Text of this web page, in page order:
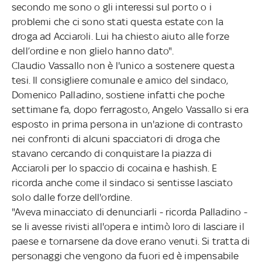
secondo me sono o gli interessi sul porto o i
problemi che ci sono stati questa estate con la
droga ad Acciaroli. Lui ha chiesto aiuto alle forze
dell’ordine e non glielo hanno dato".
Claudio Vassallo non è l'unico a sostenere questa
tesi. Il consigliere comunale e amico del sindaco,
Domenico Palladino, sostiene infatti che poche
settimane fa, dopo ferragosto, Angelo Vassallo si era
esposto in prima persona in un'azione di contrasto
nei confronti di alcuni spacciatori di droga che
stavano cercando di conquistare la piazza di
Acciaroli per lo spaccio di cocaina e hashish. E
ricorda anche come il sindaco si sentisse lasciato
solo dalle forze dell'ordine.
"Aveva minacciato di denunciarli - ricorda Palladino -
se li avesse rivisti all'opera e intimò loro di lasciare il
paese e tornarsene da dove erano venuti. Si tratta di
personaggi che vengono da fuori ed è impensabile